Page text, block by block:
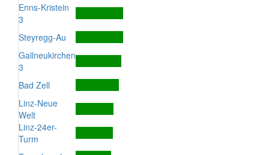
Enns-Kristein
3
Steyregg-Au
Gallneukirchen
3
Bad Zell
Linz-Neue
Welt
Linz-24er-
Turm